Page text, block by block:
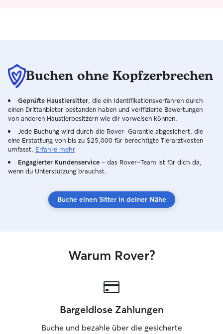
ganz nach
spezifischen
Ruhe geht. In
für eine sichere,
und halte mich
Buchen ohne Kopfzerbrechen
Geprüfte Haustiersitter , die ein Identifikationsverfahren durch
einen Drittanbieter bestanden haben und verifizierte Bewertungen
von anderen Haustierbesitzern wie dir vorweisen können.
Jede Buchung wird durch die Rover-Garantie abgesichert, die
eine Erstattung von bis zu $25,000 für berechtigte Tierarztkosten
umfasst. Erfahre mehr
Engagierter Kundenservice – das Rover-Team ist für dich da,
wenn du Unterstützung brauchst.
Buche einen Sitter in deiner Nähe
Warum Rover?
Bargeldlose Zahlungen
Buche und bezahle über die gesicherte